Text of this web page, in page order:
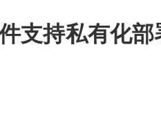
支持私有化部